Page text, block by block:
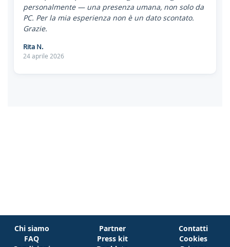
personalmente — una presenza umana, non solo da
PC. Per la mia esperienza non è un dato scontato.
Grazie.
Rita N.
24 aprile 2026
Chi siamo
FAQ
Partner
Press kit
Contatti
Cookies